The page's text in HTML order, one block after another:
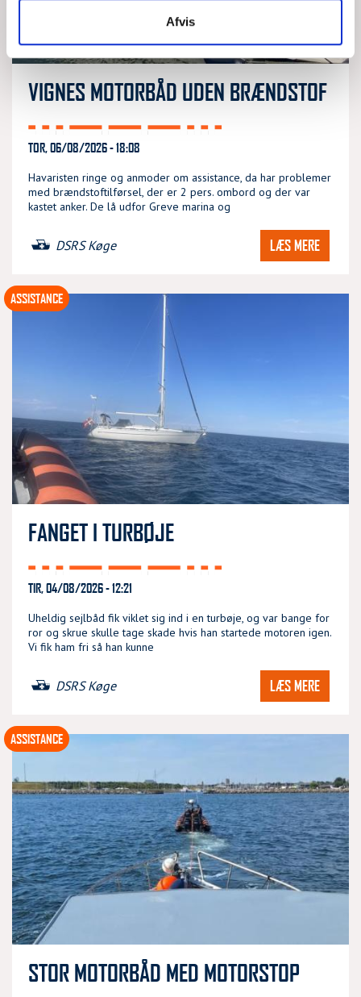
Afvis
VIGNES MOTORBÅD UDEN BRÆNDSTOF
TOR, 06/08/2026 - 18:08
Havaristen ringe og anmoder om assistance, da har problemer
med brændstoftilførsel, der er 2 pers. ombord og der var
kastet anker. De lå udfor Greve marina og
DSRS Køge LÆS MERE
FANGET I TURBØJE
TIR, 04/08/2026 - 12:21
Uheldig sejlbåd fik viklet sig ind i en turbøje, og var bange for
ror og skrue skulle tage skade hvis han startede motoren igen.
Vi fik ham fri så han kunne
DSRS Køge LÆS MERE
ASSISTANCE
STOR MOTORBÅD MED MOTORSTOP
ASSISTANCE